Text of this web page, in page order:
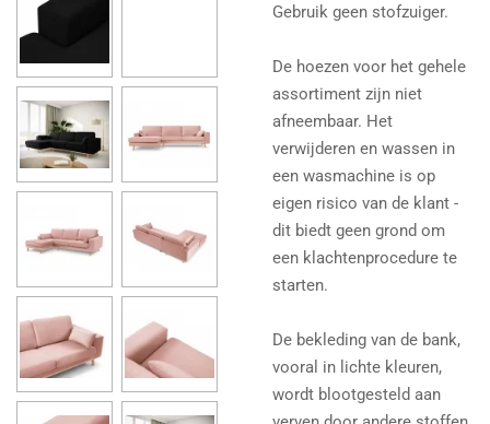
Gebruik geen stofzuiger.
De hoezen voor het gehele
assortiment zijn niet
afneembaar. Het
verwijderen en wassen in
een wasmachine is op
eigen risico van de klant -
dit biedt geen grond om
een ​​klachtenprocedure te
starten.
De bekleding van de bank,
vooral in lichte kleuren,
wordt blootgesteld aan